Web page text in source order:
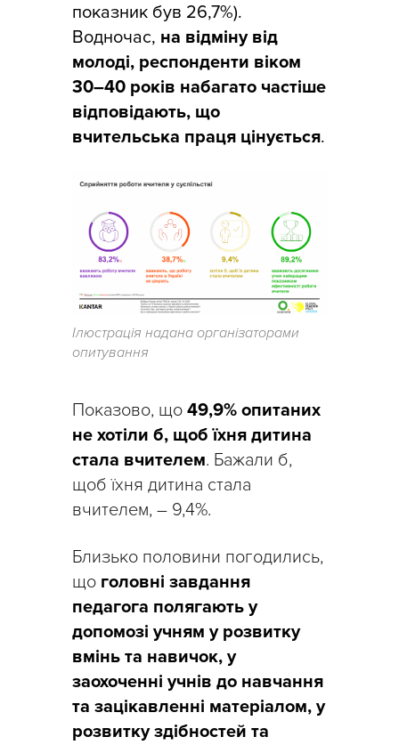
показник був 26,7%).
Водночас, на відміну від
молоді, респонденти віком
30–40 років набагато частіше
відповідають, що
вчительська праця цінується.
Ілюстрація надана організаторами
опитування
Показово, що 49,9% опитаних
не хотіли б, щоб їхня дитина
стала вчителем. Бажали б,
щоб їхня дитина стала
вчителем, – 9,4%.
Близько половини погодились,
що головні завдання
педагога полягають у
допомозі учням у розвитку
вмінь та навичок, у
заохоченні учнів до навчання
та зацікавленні матеріалом, у
розвитку здібностей та